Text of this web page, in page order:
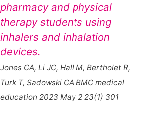
pharmacy and physical
therapy students using
inhalers and inhalation
devices.
Jones CA, Li JC, Hall M, Bertholet R,
Turk T, Sadowski CA BMC medical
education 2023 May 2 23(1) 301